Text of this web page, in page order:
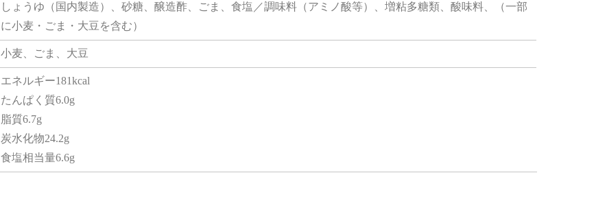
しょうゆ（国内製造）、砂糖、醸造酢、ごま、食塩／調味料（アミノ酸等）、増粘多糖類、酸味料、（一部
に小麦・ごま・大豆を含む）
小麦、ごま、大豆
エネルギー181kcal
たんぱく質6.0g
脂質6.7g
炭水化物24.2g
食塩相当量6.6g